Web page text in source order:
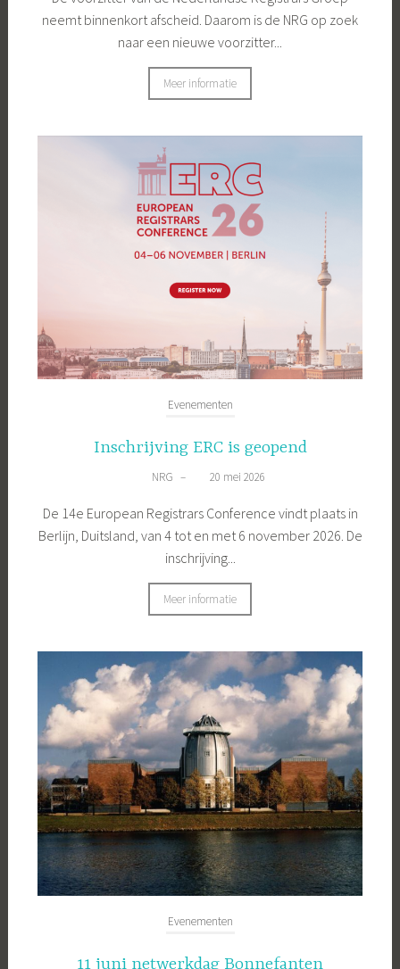
neemt binnenkort afscheid. Daarom is de NRG op zoek
naar een nieuwe voorzitter...
Meer informatie
Evenementen
Inschrijving ERC is geopend
NRG – 20 mei 2026
De 14e European Registrars Conference vindt plaats in
Berlijn, Duitsland, van 4 tot en met 6 november 2026. De
inschrijving...
Meer informatie
Evenementen
11 juni netwerkdag Bonnefanten